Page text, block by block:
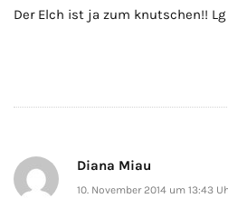
Der Elch ist ja zum knutschen!! Lg
Diana Miau
10. November 2014 um 13:43